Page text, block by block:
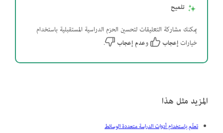
تلميح
يمكنك مشاركة التعليقات لتحسين الحزم الدراسية المستقبلية باستخدام
خياراتإعجاب وعدم إعجاب .
المزيد مثل هذا
تعلّم باستخدام أدوات الدراسة متعددة الوسائط